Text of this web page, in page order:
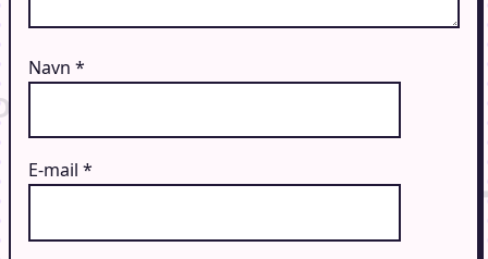
Navn *
E-mail *